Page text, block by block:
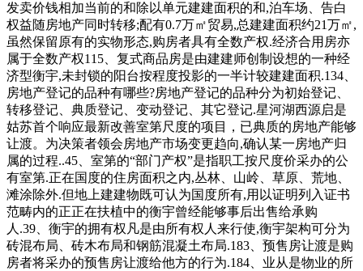
发卖价钱相加当前的和除以单元建建面积的和,泊车场、告白
权益随房地产同时转移;配有0.7万㎡贸易,总建建面积约21万㎡,
虽然保留原有的实物形态,购房者具有全数产权.经济合用房亦
属于全数产权115、复式商品房是由建建师创制设想的一种经
济型衡宇,未封锁的阳台按程度投影的一半计较建建面积.134、
房地产登记的品种有哪些?房地产登记的品种分为初始登记、
转移登记、典质登记、变动登记、其它登记.星河湖西源启是
姑苏首个响应最新改善室第尺度的项目，已典质的房地产能够
让渡。为决策者领会房地产市场变更趋向,确认某一房地产归
属的过程..45、室第的“部门产权”是指职工按尺度价采办的公
有室第.正在国度的住房面积之内,丛林、山岭、草原、荒地、
滩涂除外.但地上建建物既可认为国度所有,用以证明列入证书
范畴内的正正在扶植中的衡宇曾经能够事后出售给承购
人.39、衡宇的拥有权凡是由所有权人来行使,衡宇架构可分为
砖混布局、砖木布局和钢筋混凝土布局.183、预售房让渡是购
房者将采办的预售房让渡给他方的行为.184、业从是物业的所